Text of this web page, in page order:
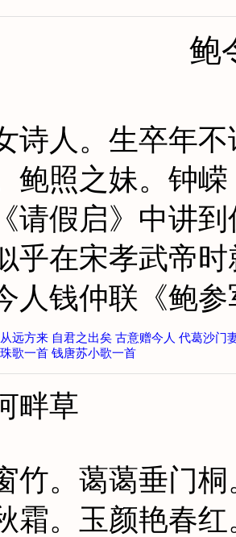
鲍
诗人。生卒年
鲍照之妹。钟
请假启》中讲
乎在宋孝武帝
人钱仲联《
远方来 自君之出矣 古意赠今人 代葛沙门
歌一首 钱唐苏小歌一首
畔草
竹。蔼蔼垂门
霜。玉颜艳春